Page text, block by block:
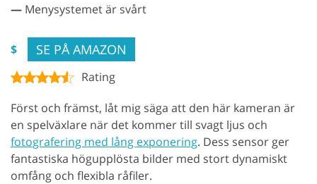
— Menysystemet är svårt
$ SE PÅ AMAZON
Rating
Först och främst, låt mig säga att den här kameran är
en spelväxlare när det kommer till svagt ljus och
fotografering med lång exponering. Dess sensor ger
fantastiska högupplösta bilder med stort dynamiskt
omfång och flexibla råfiler.